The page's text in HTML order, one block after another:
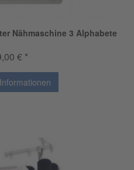
Nähmaschine 3 Alphabete
€ *